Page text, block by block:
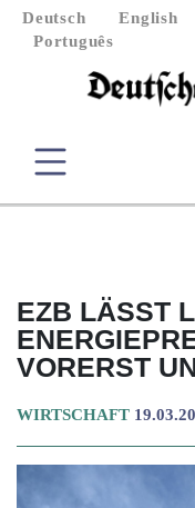
Deutsch English
Português
EZB LÄSST
VORERST
WIRTSCHAFT